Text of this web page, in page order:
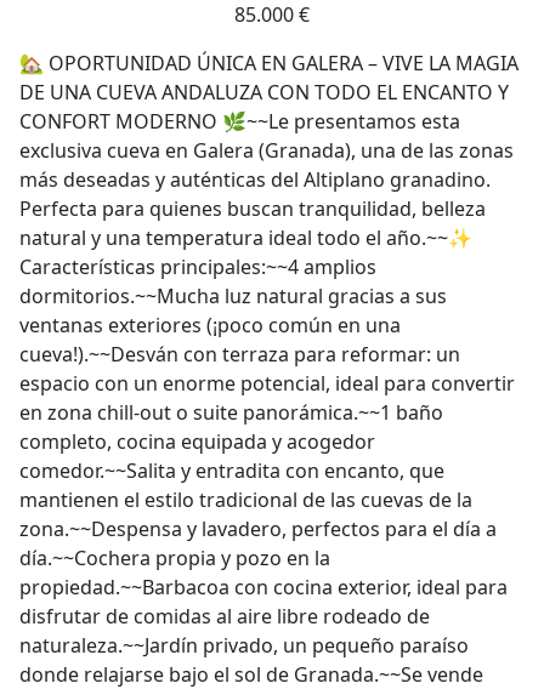
85.000 €
🏡 OPORTUNIDAD ÚNICA EN GALERA – VIVE LA MAGIA
DE UNA CUEVA ANDALUZA CON TODO EL ENCANTO Y
CONFORT MODERNO 🌿~~Le presentamos esta
exclusiva cueva en Galera (Granada), una de las zonas
más deseadas y auténticas del Altiplano granadino.
Perfecta para quienes buscan tranquilidad, belleza
natural y una temperatura ideal todo el año.~~✨
Características principales:~~4 amplios
dormitorios.~~Mucha luz natural gracias a sus
ventanas exteriores (¡poco común en una
cueva!).~~Desván con terraza para reformar: un
espacio con un enorme potencial, ideal para convertir
en zona chill-out o suite panorámica.~~1 baño
completo, cocina equipada y acogedor
comedor.~~Salita y entradita con encanto, que
mantienen el estilo tradicional de las cuevas de la
zona.~~Despensa y lavadero, perfectos para el día a
día.~~Cochera propia y pozo en la
propiedad.~~Barbacoa con cocina exterior, ideal para
disfrutar de comidas al aire libre rodeado de
naturaleza.~~Jardín privado, un pequeño paraíso
donde relajarse bajo el sol de Granada.~~Se vende